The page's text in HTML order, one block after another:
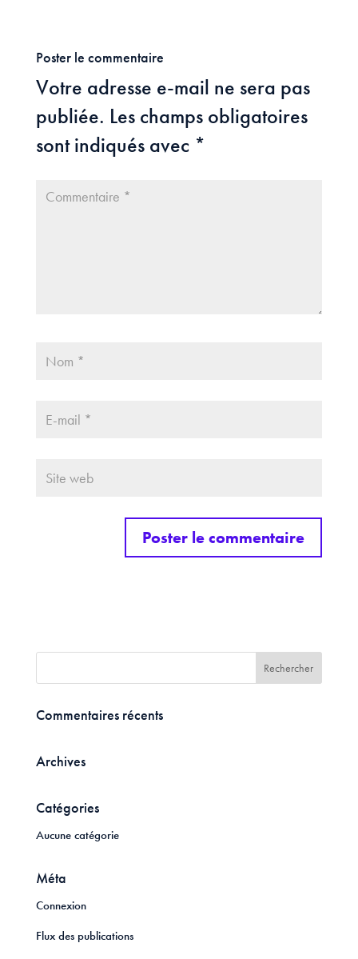
Poster le commentaire
Votre adresse e-mail ne sera pas
publiée. Les champs obligatoires
sont indiqués avec *
Commentaires récents
Archives
Catégories
Aucune catégorie
Méta
Connexion
Flux des publications